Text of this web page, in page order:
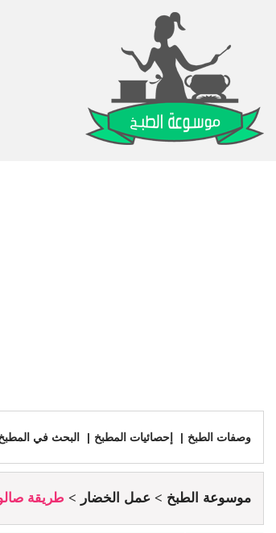
وصفات الطبخ إحصائيات المطبخ البحث في
موسوعة الطبخ عمل الخضار طريقة